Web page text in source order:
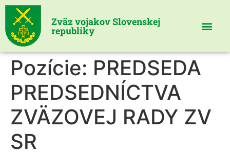
Zväz vojakov Slovenskej
republiky
Pozície: PREDSEDA
PREDSEDNÍCTVA
ZVÄZOVEJ RADY ZV
SR